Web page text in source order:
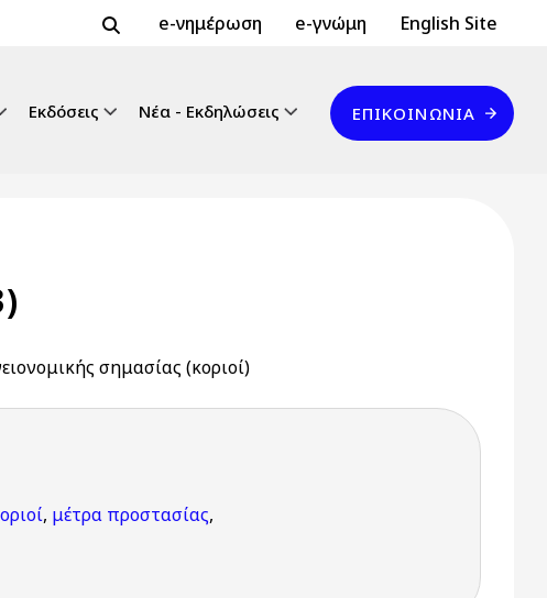
Header Top 2
e-νημέρωση e-γνώμη Header Top
English Site
Εκδόσεις Νέα - Εκδηλώσεις
Επικοινωνία
ΕΠΙΚΟΙΝΩΝΊΑ
σημασίας (κοριοί)
, μέτρα προστασίας,